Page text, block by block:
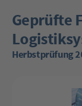
Geprüfte
Herbstprüfung